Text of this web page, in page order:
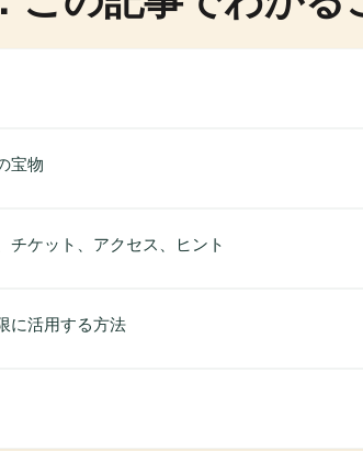
宝物
チケット、アクセス、ヒント
に活用する方法